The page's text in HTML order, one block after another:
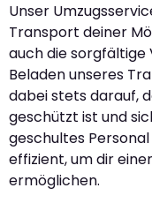
Unser
Transport deiner
auch die sorgfältige
Beladen unseres
dabei stets darauf,
geschützt ist und
geschultes
effizient, um dir
ermöglichen.